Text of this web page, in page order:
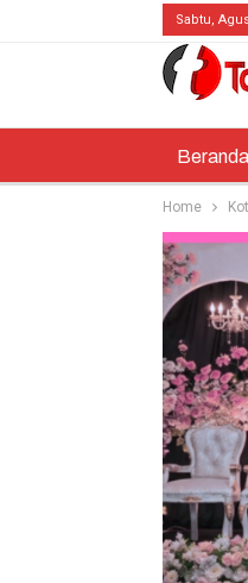
Sabtu,
Beranda
Home